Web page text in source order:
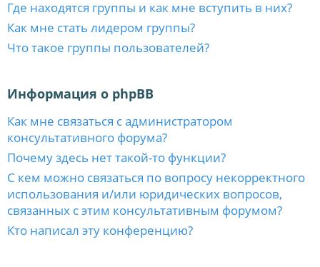
Где находятся группы и как мне вступить в них?
Как мне стать лидером группы?
Что такое группы пользователей?
Информация о phpBB
Как мне связаться с администратором
консультативного форума?
Почему здесь нет такой-то функции?
С кем можно связаться по вопросу некорректного
использования и/или юридических вопросов,
связанных с этим консультативным форумом?
Кто написал эту конференцию?